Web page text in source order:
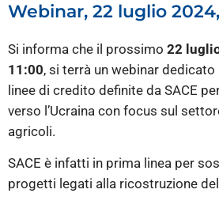
Webinar, 22 luglio 2024,
Si informa che il prossimo 22
11:00, si terrà un webinar
linee di credito definite da SACE
verso l’Ucraina con focus sul
agricoli.
SACE è infatti in prima linea per
progetti legati alla ricostruzione